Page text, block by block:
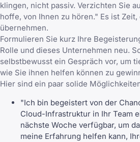
klingen, nicht passiv. Verzichten Sie
hoffe, von Ihnen zu hören." Es ist
übernehmen.
Formulieren Sie kurz Ihre
Rolle und dieses Unternehmen neu.
selbstbewusst ein Gespräch vor, um
wie Sie ihnen helfen können zu
Hier sind ein paar solide
"Ich bin begeistert von der
Cloud-Infrastruktur in Ihr Team
nächste Woche verfügbar, um
meine Erfahrung helfen kann,